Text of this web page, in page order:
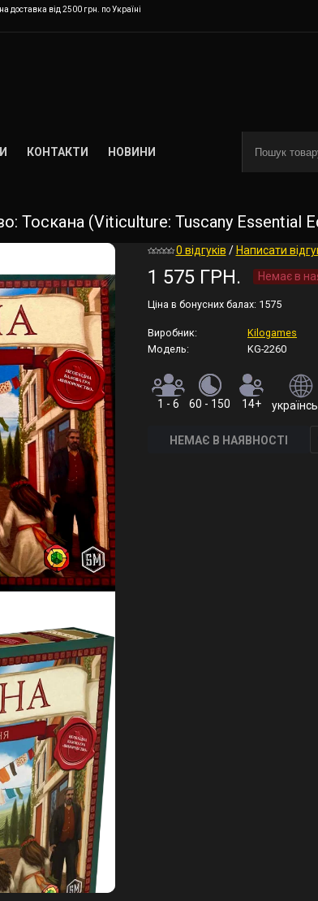
доставка від 2500 грн. по Україні
КОНТАКТИ НОВИНИ
Тоскана (Viticulture: Tuscany Essential
0 відгуків / Написати
1 575 ГРН. Немає в
Ціна в бонусних балах: 1575
Виробник:
Kilogames
Модель:
KG-2260
1 - 6 60 - 150 14+
НЕМАЄ В НАЯВНОСТІ